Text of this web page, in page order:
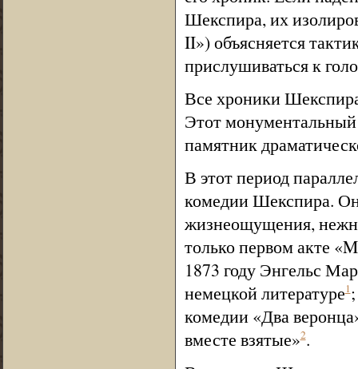
Шекспира, их
II») объясняется
прислушиваться к
Все хроники
Этот
памятник
В этот период
комедии Шекспира.
жизнеощущения,
только первом акте
1873 году Энгельс
немецкой литературе1
комедии «Два
вместе взятые»2.